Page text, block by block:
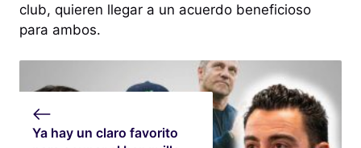
club, quieren llegar a un acuerdo beneficioso
para ambos.
Ya hay un claro favorito